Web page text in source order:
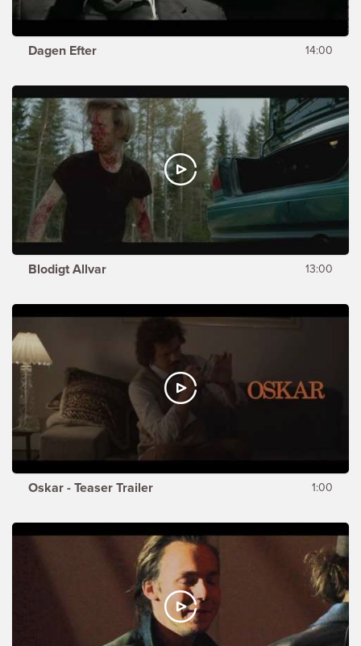
Dagen Efter 14:00
Blodigt Allvar 13:00
Oskar - Teaser Trailer 1:00